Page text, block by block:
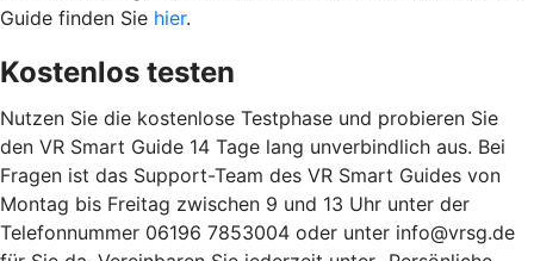
Guide finden Sie hier.
Kostenlos testen
Nutzen Sie die kostenlose Testphase und probieren Sie
den VR Smart Guide 14 Tage lang unverbindlich aus. Bei
Fragen ist das Support-Team des VR Smart Guides von
Montag bis Freitag zwischen 9 und 13 Uhr unter der
Telefonnummer 06196 7853004 oder unter info@vrsg.de